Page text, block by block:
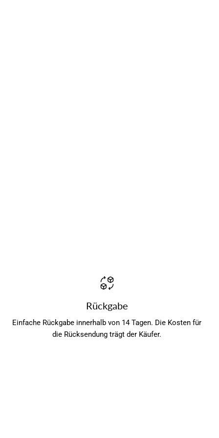
Rückgabe
Einfache Rückgabe innerhalb von 14 Tagen. Die Kosten für
die Rücksendung trägt der Käufer.